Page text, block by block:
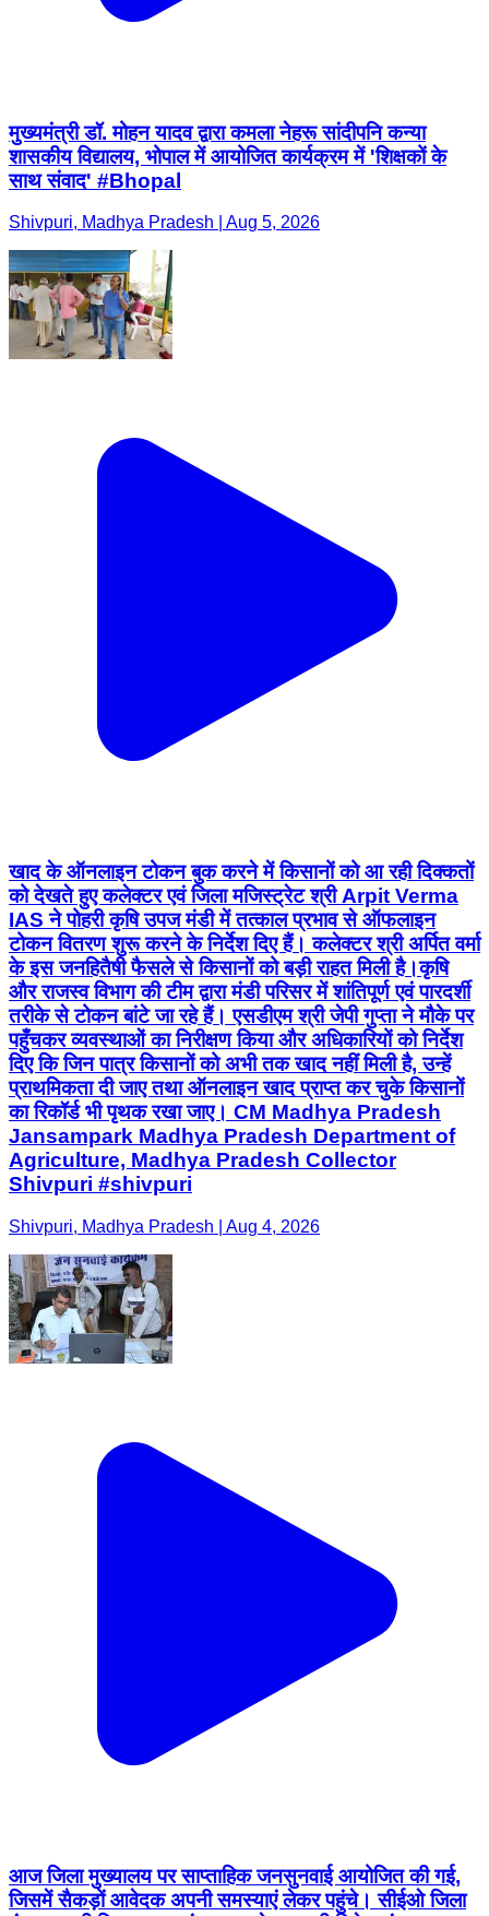
मुख्यमंत्री डॉ. मोहन यादव द्वारा कमला नेहरू सांदीपनि कन्या
शासकीय विद्यालय, भोपाल में आयोजित कार्यक्रम में 'शिक्षकों के
साथ संवाद' #Bhopal
Shivpuri, Madhya Pradesh | Aug 5, 2026
खाद के ऑनलाइन टोकन बुक करने में किसानों को आ रही दिक्कतों
को देखते हुए कलेक्टर एवं जिला मजिस्ट्रेट श्री Arpit Verma
IAS ने पोहरी कृषि उपज मंडी में तत्काल प्रभाव से ऑफलाइन
टोकन वितरण शुरू करने के निर्देश दिए हैं। कलेक्टर श्री अर्पित वर्मा
के इस जनहितैषी फैसले से किसानों को बड़ी राहत मिली है। ​कृषि
और राजस्व विभाग की टीम द्वारा मंडी परिसर में शांतिपूर्ण एवं पारदर्शी
तरीके से टोकन बांटे जा रहे हैं। एसडीएम श्री जेपी गुप्ता ने मौके पर
पहुँचकर व्यवस्थाओं का निरीक्षण किया और अधिकारियों को निर्देश
दिए कि जिन पात्र किसानों को अभी तक खाद नहीं मिली है, उन्हें
प्राथमिकता दी जाए तथा ऑनलाइन खाद प्राप्त कर चुके किसानों
का रिकॉर्ड भी पृथक रखा जाए। CM Madhya Pradesh
Jansampark Madhya Pradesh Department of
Agriculture, Madhya Pradesh Collector
Shivpuri #shivpuri
Shivpuri, Madhya Pradesh | Aug 4, 2026
आज जिला मुख्यालय पर साप्ताहिक जनसुनवाई आयोजित की गई,
जिसमें सैकड़ों आवेदक अपनी समस्याएं लेकर पहुंचे। सीईओ जिला